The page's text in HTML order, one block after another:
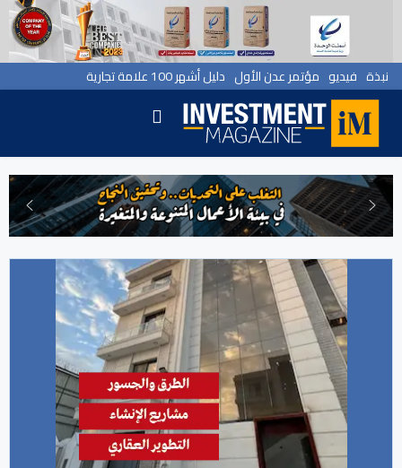
نبذة فيديو مؤتمر عدن الأول دليل أشهر 100 علامة تجارية